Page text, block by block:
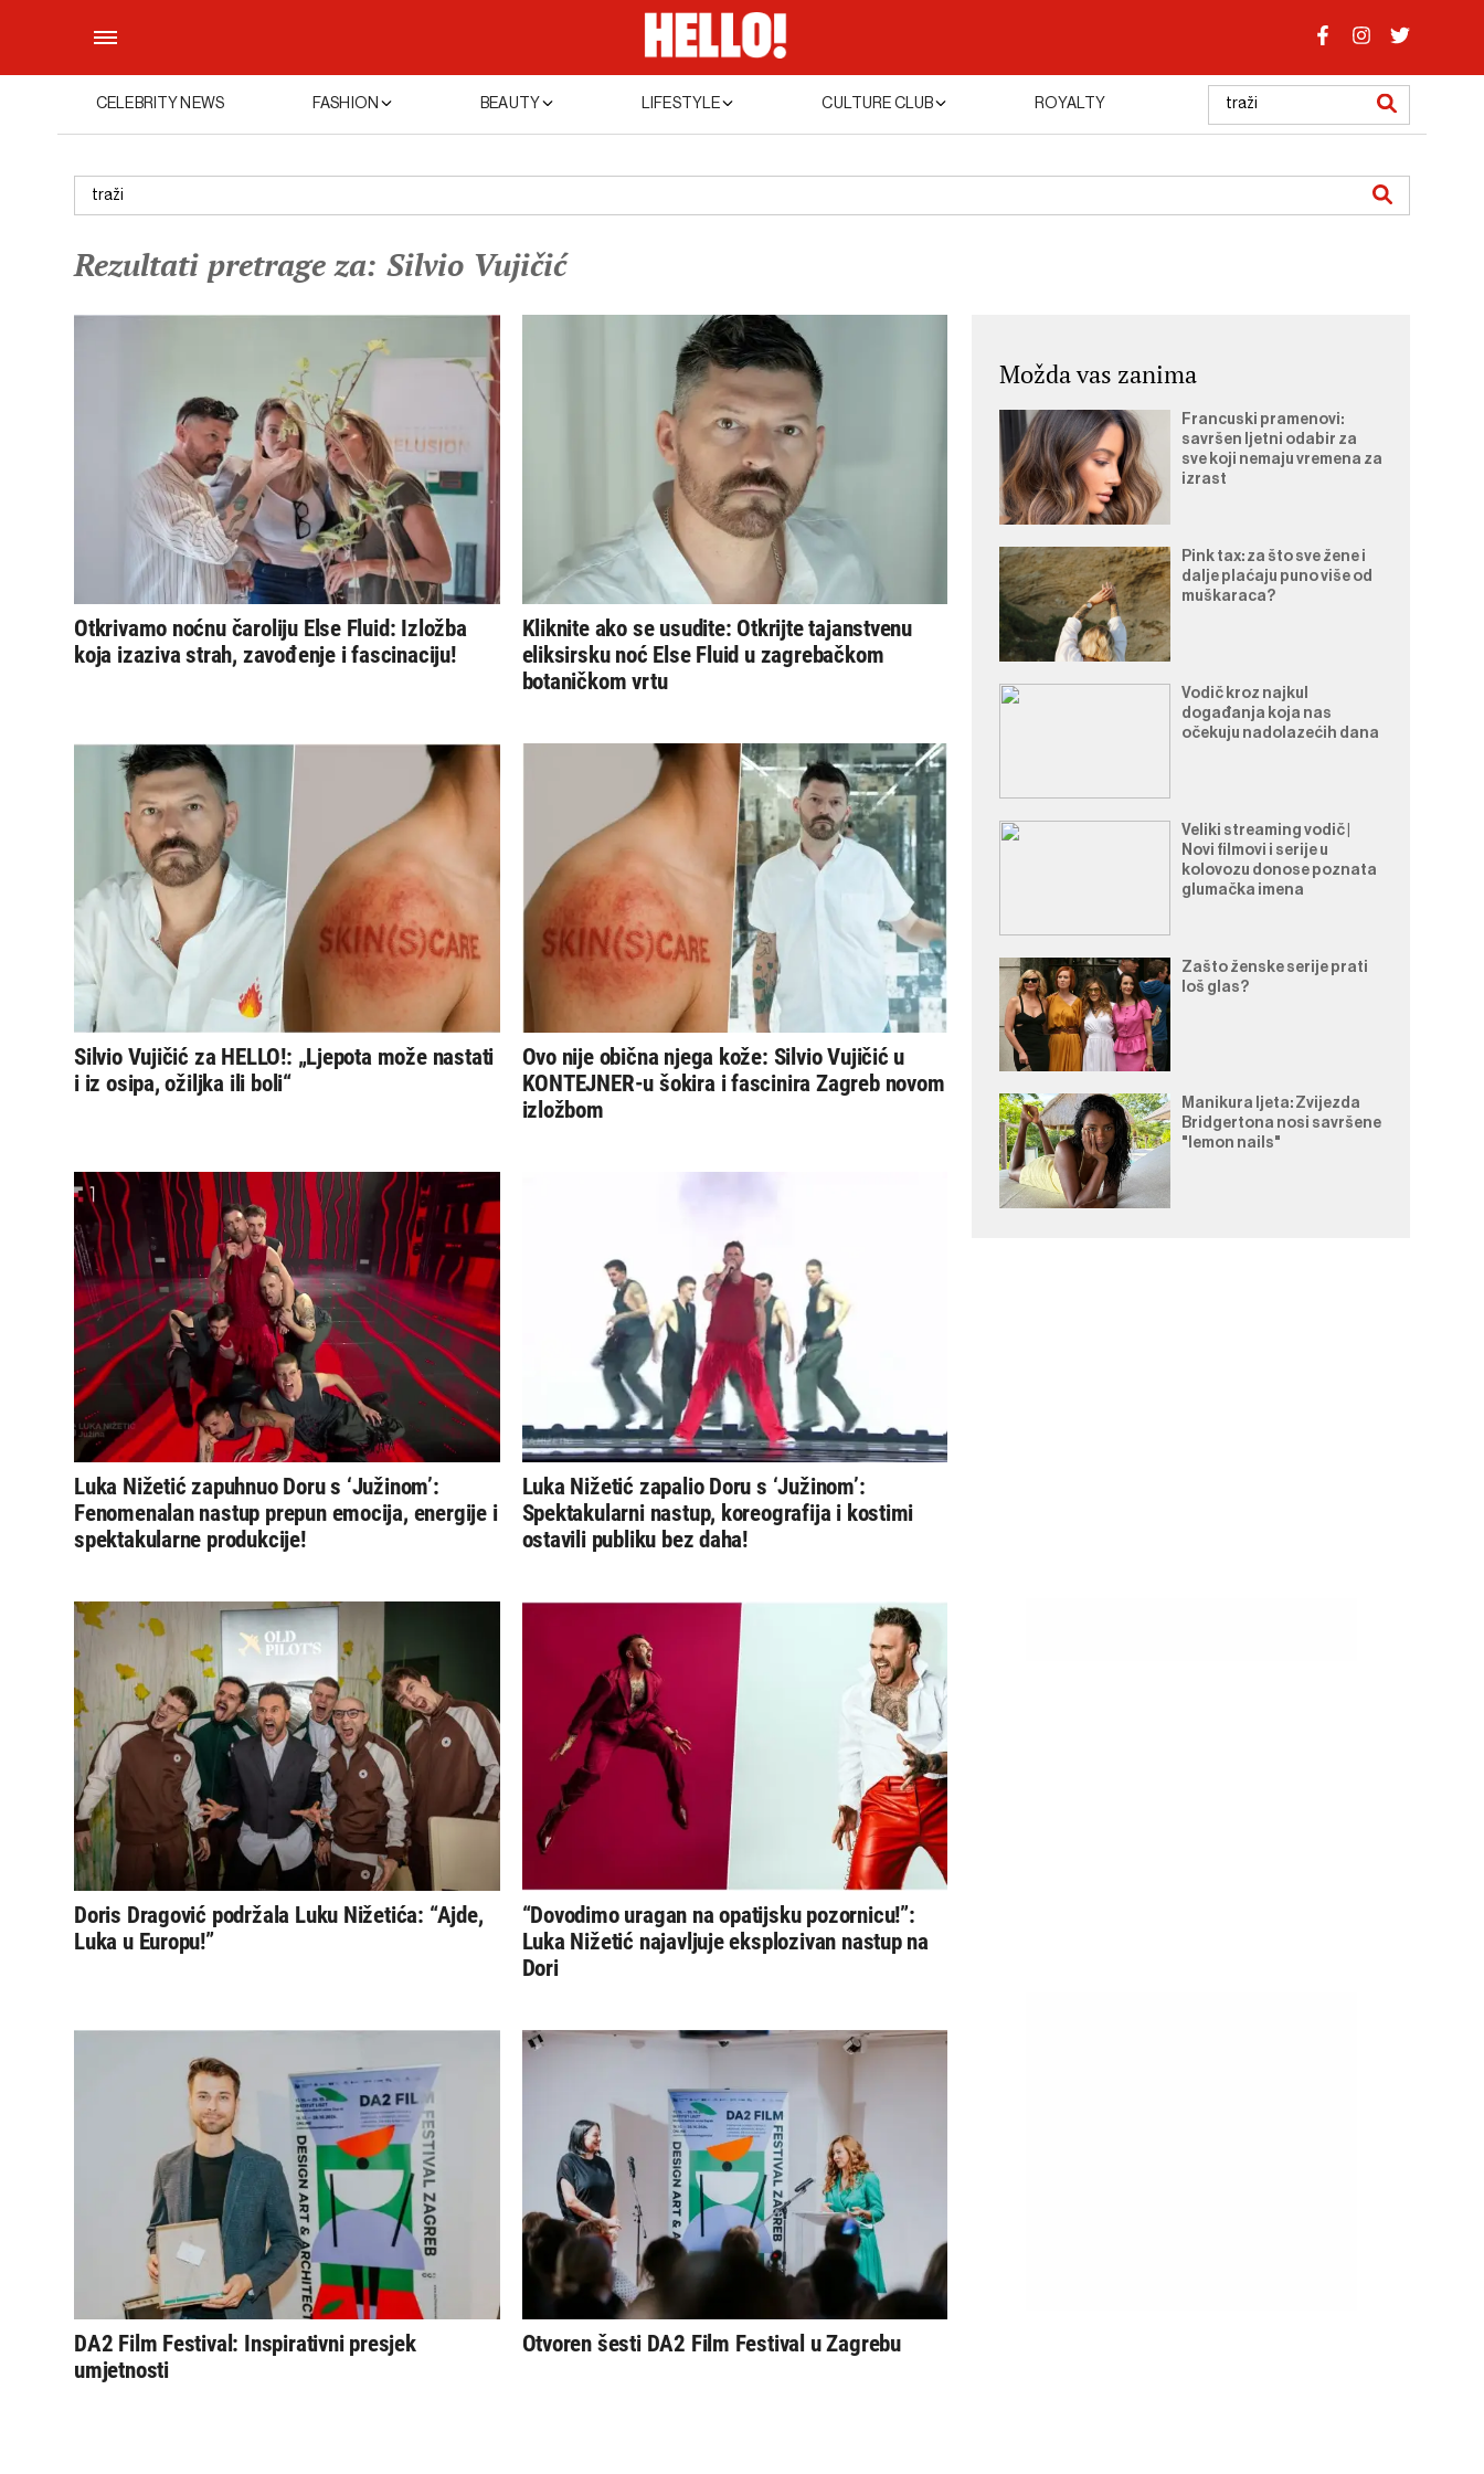
CELEBRITY NEWS FASHION BEAUTY LIFESTYLE CULTURE CLUB ROYALTY
Rezultati pretrage za: Silvio Vujičić
Otkrivamo noćnu čaroliju Else Fluid: Izložba
koja izaziva strah, zavođenje i fascinaciju!
Kliknite ako se usudite: Otkrijte tajanstvenu
eliksirsku noć Else Fluid u zagrebačkom
botaničkom vrtu
Silvio Vujičić za HELLO!: „Ljepota može nastati
i iz osipa, ožiljka ili boli“
Ovo nije obična njega kože: Silvio Vujičić u
KONTEJNER-u šokira i fascinira Zagreb novom
izložbom
Luka Nižetić zapuhnuo Doru s ‘Južinom’:
Fenomenalan nastup prepun emocija, energije i
spektakularne produkcije!
Luka Nižetić zapalio Doru s ‘Južinom’:
Spektakularni nastup, koreografija i kostimi
ostavili publiku bez daha!
Doris Dragović podržala Luku Nižetića: “Ajde,
Luka u Europu!”
“Dovodimo uragan na opatijsku pozornicu!”:
Luka Nižetić najavljuje eksplozivan nastup na
Dori
DA2 Film Festival: Inspirativni presjek
umjetnosti
Otvoren šesti DA2 Film Festival u Zagrebu
Možda vas zanima
Francuski pramenovi:
savršen ljetni odabir za
sve koji nemaju vremena za
izrast
Pink tax: za što sve žene i
dalje plaćaju puno više od
muškaraca?
Vodič kroz najkul
događanja koja nas
očekuju nadolazećih dana
Veliki streaming vodič |
Novi filmovi i serije u
kolovozu donose poznata
glumačka imena
Zašto ženske serije prati
loš glas?
Manikura ljeta: Zvijezda
Bridgertona nosi savršene
"lemon nails"